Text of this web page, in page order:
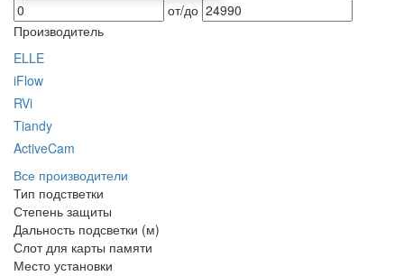
от/до
Производитель
ELLE
iFlow
RVi
Tiandy
ActiveCam
Все производители
Тип подстветки
Степень защиты
Дальность подсветки (м)
Слот для карты памяти
Место установки